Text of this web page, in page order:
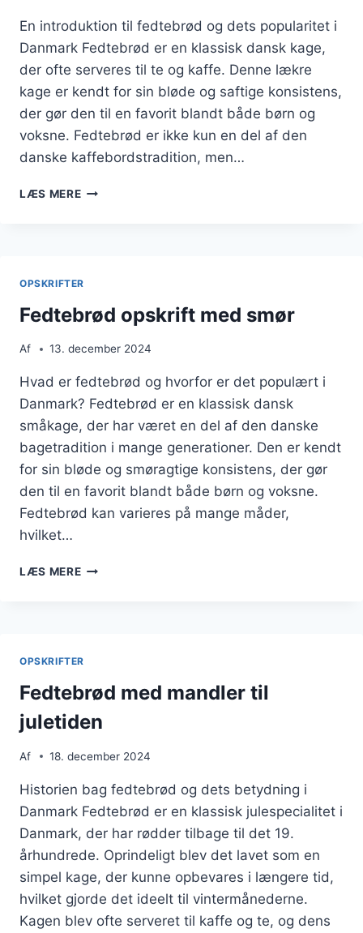
En introduktion til fedtebrød og dets popularitet i
Danmark Fedtebrød er en klassisk dansk kage,
der ofte serveres til te og kaffe. Denne lækre
kage er kendt for sin bløde og saftige konsistens,
der gør den til en favorit blandt både børn og
voksne. Fedtebrød er ikke kun en del af den
danske kaffebordstradition, men…
LÆS MEREENKELT
OPSKRIFTER
Fedtebrød opskrift med smør
Af 13. december 2024
Hvad er fedtebrød og hvorfor er det populært i
Danmark? Fedtebrød er en klassisk dansk
småkage, der har været en del af den danske
bagetradition i mange generationer. Den er kendt
for sin bløde og smøragtige konsistens, der gør
den til en favorit blandt både børn og voksne.
Fedtebrød kan varieres på mange måder,
hvilket…
LÆS MEREFEDTEBRØD
OPSKRIFTER
Fedtebrød med mandler til
juletiden
Af 18. december 2024
Historien bag fedtebrød og dets betydning i
Danmark Fedtebrød er en klassisk julespecialitet i
Danmark, der har rødder tilbage til det 19.
århundrede. Oprindeligt blev det lavet som en
simpel kage, der kunne opbevares i længere tid,
hvilket gjorde det ideelt til vintermånederne.
Kagen blev ofte serveret til kaffe og te, og dens